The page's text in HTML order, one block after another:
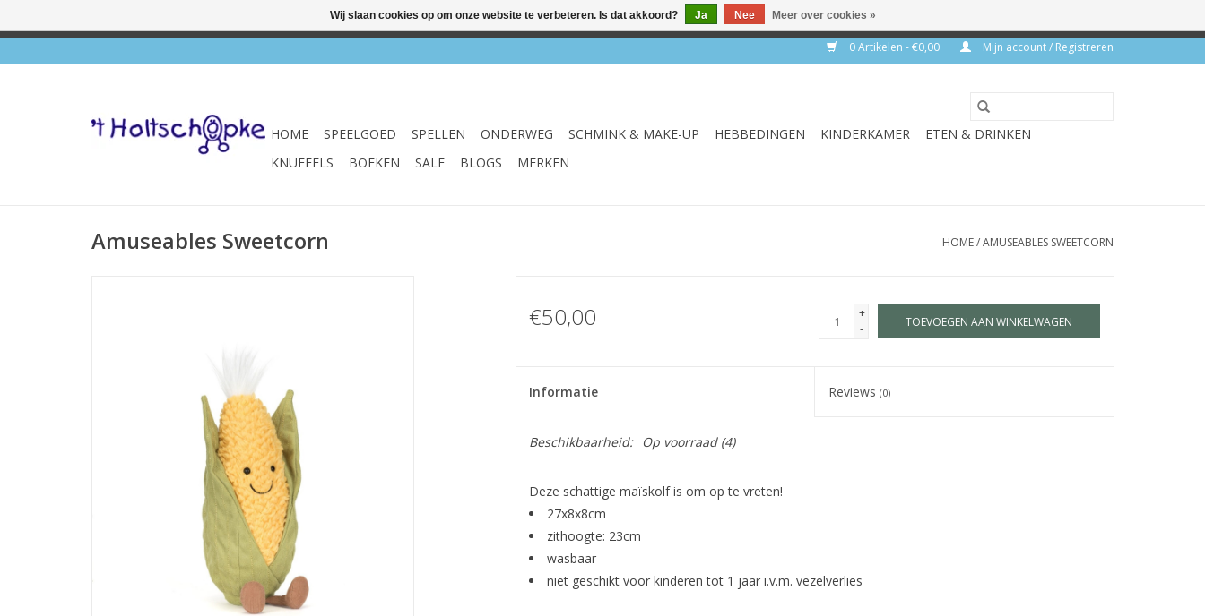
0 Artikelen - €0,00 Mijn account / Registreren
HOME SPEELGOED SPELLEN ONDERWEG SCHMINK & MAKE-UP HEBBEDINGEN KINDERKAMER
ETEN & DRINKEN
KNUFFELS
BOEKEN SALE BLOGS MERKEN
Amuseables Sweetcorn HOME/AMUSEABLES SWEETCORN
€50,00
+
-
TOEVOEGEN AAN WINKELWAGEN
Informatie Reviews(0)
Beschikbaarheid: Op voorraad(4)
Deze schattige maïskolf is om op te vreten!
27x8x8cm
zithoogte: 23cm
wasbaar
niet geschikt voor kinderen tot 1 jaar i.v.m. vezelverlies
Wij slaan cookies op om onze website te verbeteren. Is dat akkoord? Ja Nee Meer over cookies »
✔ Winkel & webshop ✔ Gratis verzenden vanaf €75 ✔ Levertijd 1-3 werkdagen